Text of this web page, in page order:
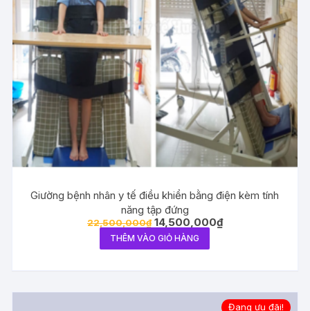
Giường bệnh nhân y tế điều khiển bằng điện kèm tính
năng tập đứng
22,500,000₫ Giá
gốc
là:
22,500,000₫.
14,500,000₫Giá
hiện
THÊM VÀO GIỎ HÀNG
Đang ưu đãi!